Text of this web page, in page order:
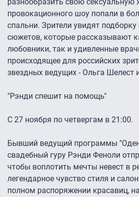
разнообразить свою сексуальную
провокационного шоу попали в
спальни. Зрители увидят
сюжетов, которые рассказывают
любовники, так и удивленные
происходящее для российских
звездных ведущих - Ольга Шелест
"Рэнди спешит на помощь"
С 27 ноября по четвергам в 21:00.
Бывший ведущий программы
свадебный гуру Рэнди Феноли
чтобы воплотить мечты невест в
легендарное чувство стиля и
полном распоряжении красавиц,